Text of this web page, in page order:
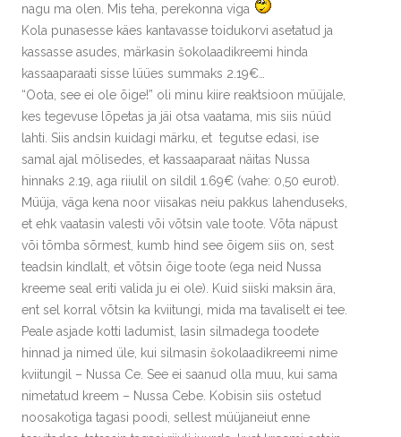
nagu ma olen. Mis teha, perekonna viga
Kola punasesse käes kantavasse toidukorvi asetatud ja
kassasse asudes, märkasin šokolaadikreemi hinda
kassaaparaati sisse lüües summaks 2.19€…
“Oota, see ei ole õige!” oli minu kiire reaktsioon müüjale,
kes tegevuse lõpetas ja jäi otsa vaatama, mis siis nüüd
lahti. Siis andsin kuidagi märku, et tegutse edasi, ise
samal ajal mölisedes, et kassaaparaat näitas Nussa
hinnaks 2.19, aga riiulil on sildil 1.69€ (vahe: 0,50 eurot).
Müüja, väga kena noor viisakas neiu pakkus lahenduseks,
et ehk vaatasin valesti või võtsin vale toote. Võta näpust
või tõmba sõrmest, kumb hind see õigem siis on, sest
teadsin kindlalt, et võtsin õige toote (ega neid Nussa
kreeme seal eriti valida ju ei ole). Kuid siiski maksin ära,
ent sel korral võtsin ka kviitungi, mida ma tavaliselt ei tee.
Peale asjade kotti ladumist, lasin silmadega toodete
hinnad ja nimed üle, kui silmasin šokolaadikreemi nime
kviitungil – Nussa Ce. See ei saanud olla muu, kui sama
nimetatud kreem – Nussa Cebe. Kobisin siis ostetud
noosakotiga tagasi poodi, sellest müüjaneiut enne